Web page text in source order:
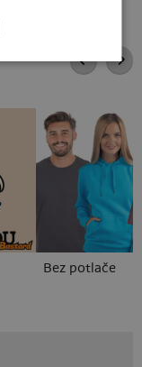
Bez potlače